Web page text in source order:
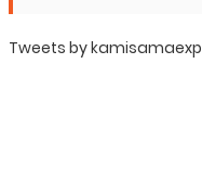
Tweets by kamisamaexp